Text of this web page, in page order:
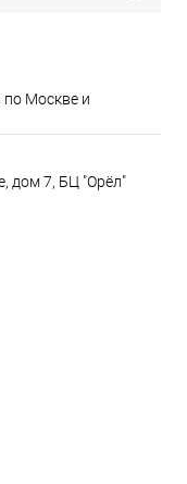
по Москве и
дом 7, БЦ "Орёл"